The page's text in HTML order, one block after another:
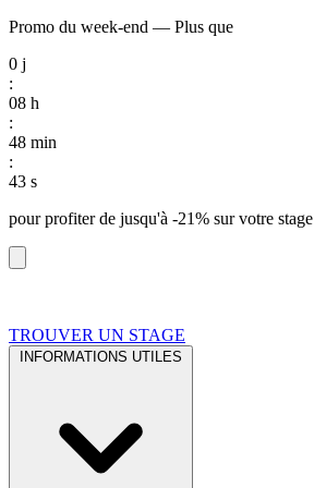
Promo du week-end — Plus que
0 j
:
08 h
:
48 min
:
42 s
pour profiter de jusqu'à -21% sur votre stage
TROUVER UN STAGE
INFORMATIONS UTILES